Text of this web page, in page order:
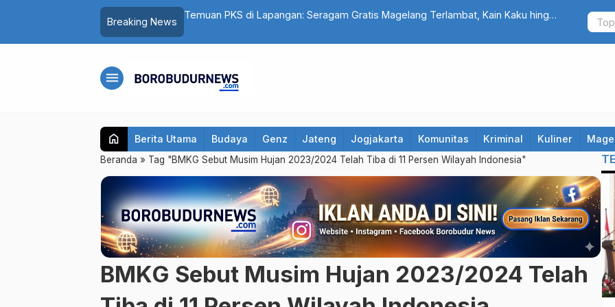
Breaking News
Temuan PKS di Lapangan: Seragam Gratis Magelang Terlambat, Kain Kaku hingga
Cuma
menu
home Berita Utama Budaya Genz Jateng Jogjakarta Komunitas Kriminal Kuliner
Beranda » Tag "BMKG Sebut Musim Hujan 2023/2024 Telah Tiba di 11 Persen Wilayah Indonesia"
BMKG Sebut Musim Hujan 2023/2024 Telah